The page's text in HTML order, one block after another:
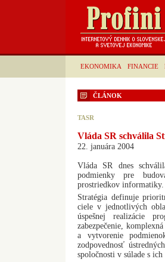
EKONOMIKA FINANCIE
ČLÁNOK
TASR
Vláda SR schválila
22. januára 2004
Vláda SR dnes
podmienky pre
prostriedkov informatiky.
Stratégia definuje
ciele v jednotlivých
úspešnej realizácie
zabezpečenie,
a vytvorenie
zodpovednosť
spoločnosti v súlade s